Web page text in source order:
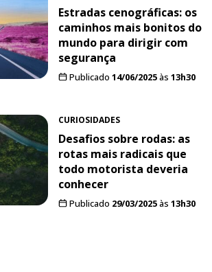
Estradas cenográficas: os
caminhos mais bonitos do
mundo para dirigir com
segurança
Publicado 14/06/2025às 13h30
CURIOSIDADES
Desafios sobre rodas: as
rotas mais radicais que
todo motorista deveria
conhecer
Publicado 29/03/2025às 13h30